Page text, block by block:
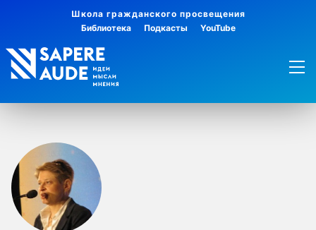
Школа гражданского просвещения
Библиотека
Подкасты YouTube